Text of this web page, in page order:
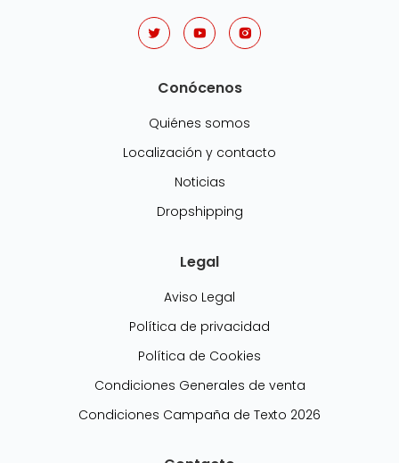
Conócenos
Quiénes somos
Localización y contacto
Noticias
Dropshipping
Legal
Aviso Legal
Política de privacidad
Política de Cookies
Condiciones Generales de venta
Condiciones Campaña de Texto 2026